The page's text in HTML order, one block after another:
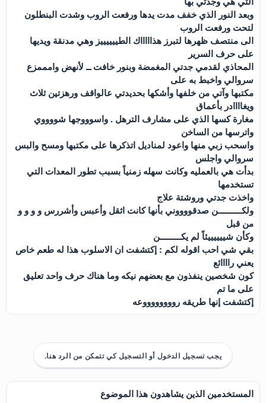
وبعد النور الذي خفف مدت يدها ورفعت الروب وشدت البنطلون
لتحت ورفعت الروب
الى منتصف ظهرها لتبرز هذاااااك الطييييييز وهي مدنقة ويديها
على حرف السرير
المحاذي لقدمي جدتي المغمضة وبنور خافت ــ لأنهض وامممزع
سروالي واخبط به على
مكتبها وآتي من خلفها وأشكها بحديدتي عالواقف ورهزتين ثلاث
ويغاااادر بأعماق
مغارة كسها الذي على مشارف الترهل . واسوووجها شووووي
واترسها من الساخن
واسحب زبي منها واعود لمناديل اتذكرها على مكتبها ومسح والبس
سروالي واجلس
بدأت هي بالعمليه وكانت سهله زمنياً بسبب تطور المعدات التي
تستخدمها
واخذت جدتي وروشتة علاج
ولكــــــــــن صدقووووني بأنها كانت اثقل وأعبس وأشررس و و و و
من قبل
وكأن شييييييئاً لم يكـــــــــن
بقي شي احب اقوله لكم : إكتشفت ان الاسلوب هذا له طعم خاص
يعني راااائع
كون شخصين ينفذون مع بعضهم نيكه وما هناك حرف واحد تعليق
على ما تم
إكتشفت إنها طريقه رووووووووعه
يجب تسجيل الدخول أو التسجيل كي تتمكن من الرد هنا.
المستخدمين الذين يشاهدون هذا الموضوع